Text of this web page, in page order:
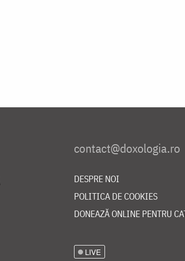
DESPRE NOI
POLITICA DE COOKIES
DONEAZĂ ONLINE PENTRU
LIVE